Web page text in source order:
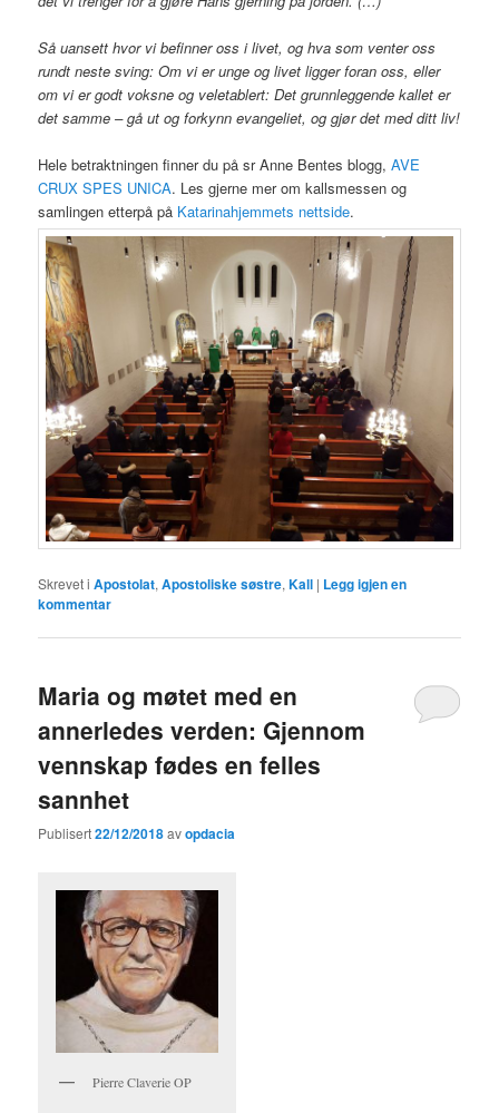
Så uansett hvor vi befinner oss i livet, og hva som venter oss
rundt neste sving: Om vi er unge og livet ligger foran oss, eller
om vi er godt voksne og veletablert: Det grunnleggende kallet er
det samme – gå ut og forkynn evangeliet, og gjør det med ditt liv!
Hele betraktningen finner du på sr Anne Bentes blogg,AVE
CRUX SPES UNICA. Les gjerne mer om kallsmessen og
samlingen etterpå på Katarinahjemmets nettside.
Skrevet i Apostolat,Apostoliske søstre,Kall | Legg igjen en
kommentar
Maria og møtet med en
annerledes verden: Gjennom
vennskap fødes en felles
sannhet
Publisert22/12/2018avopdacia
Pierre Claverie OP